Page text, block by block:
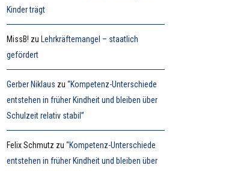
Kinder trägt
MissB! zu Lehrkräftemangel – staatlich
gefördert
Gerber Niklaus zu“Kompetenz-Unterschiede
entstehen in früher Kindheit und bleiben über
Schulzeit relativ stabil”
Felix Schmutz zu“Kompetenz-Unterschiede
entstehen in früher Kindheit und bleiben über